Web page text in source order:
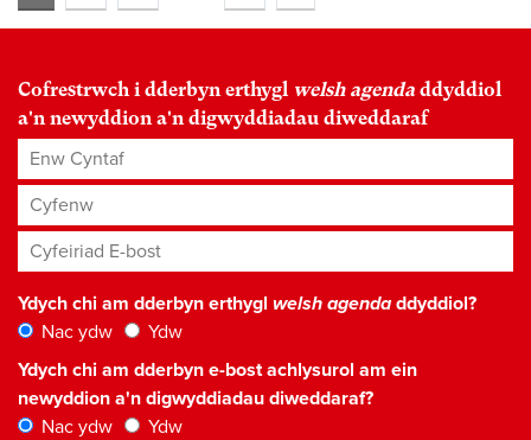
Cofrestrwch i dderbyn erthygl welsh agenda ddyddiol
a'n newyddion a'n digwyddiadau diweddaraf
Enw Cyntaf
Cyfenw
Cyfeiriad E-bost*
Ydych chi am dderbyn erthygl welsh agendaddyddiol?
Nac ydw
Ydw
Ydych chi am dderbyn e-bost achlysurol am ein
newyddion a'n digwyddiadau diweddaraf?
Nac ydw
Ydw